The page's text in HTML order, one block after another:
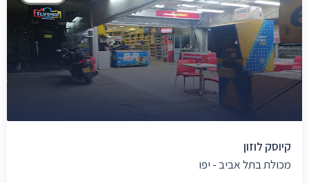
קיוסק לוזון
מכולת בתל אביב - יפו